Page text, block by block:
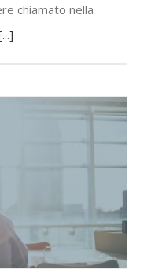
chiamato nella